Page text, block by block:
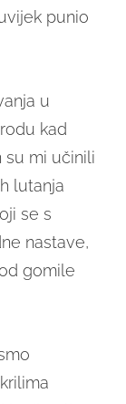
punio
u
kad
su mi učinili
lutanja
se s
nastave,
gomile